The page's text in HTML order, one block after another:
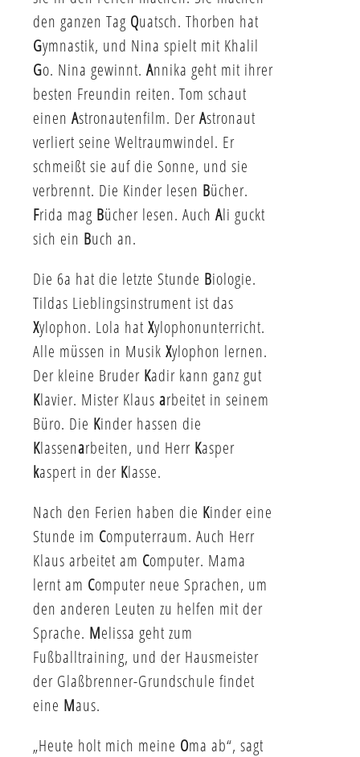
den ganzen Tag Quatsch. Thorben hat
Gymnastik, und Nina spielt mit Khalil
Go. Nina gewinnt. Annika geht mit ihrer
besten Freundin reiten. Tom schaut
einen Astronautenfilm. DerAstronaut
verliert seine Weltraumwindel. Er
schmeißt sie auf die Sonne, und sie
verbrennt. Die Kinder lesen Bücher.
Frida mag Bücher lesen. Auch Ali guckt
sich ein Buch an.
Die 6a hat die letzte Stunde Biologie.
Tildas Lieblingsinstrument ist das
Xylophon. Lola hat Xylophonunterricht.
Alle müssen in Musik Xylophon lernen.
Der kleine Bruder Kadir kann ganz gut
Klavier. Mister Klaus arbeitet in seinem
Büro. Die Kinder hassen die
Klassenarbeiten, und Herr Kasper
kaspert in der Klasse.
Nach den Ferien haben die Kinder eine
Stunde im Computer­raum. Auch Herr
Klaus arbeitet am Computer. Mama
lernt am Computer neue Sprachen, um
den anderen Leuten zu helfen mit der
Sprache. Melissa geht zum
Fußballtraining, und der Hausmeister
der Glaßbrenner-Grundschule findet
eine Maus.
„Heute holt mich meine Oma ab“, sagt